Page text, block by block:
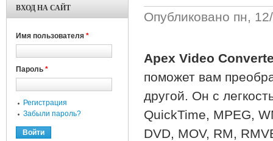
Опубликовано пн,
Apex Video
поможет вам
другой. Он с
QuickTime, MPEG,
DVD, MOV, RM,
ВХОД НА САЙТ
Имя пользователя *
Пароль *
Регистрация
Забыли пароль?